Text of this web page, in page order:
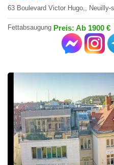
63 Boulevard Victor Hugo,, Neuilly-
Fettabsaugung Preis: Ab 1900 €